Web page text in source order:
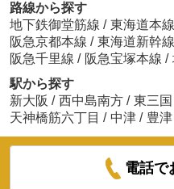
路線から探す
地下鉄御堂筋線 / 東海道本線
阪急京都本線 / 東海道新幹線
阪急千里線 / 阪急宝塚本線 /
駅から探す
新大阪 / 西中島南方 / 東三国
天神橋筋六丁目 / 中津 / 豊津
電話で